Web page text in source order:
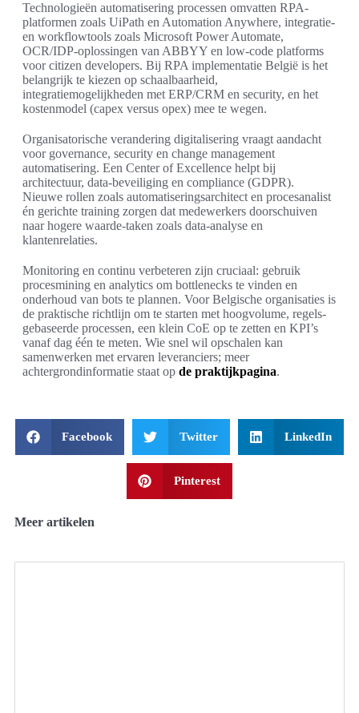
Technologieën automatisering processen omvatten RPA-
platformen zoals UiPath en Automation Anywhere, integratie-
en workflowtools zoals Microsoft Power Automate,
OCR/IDP-oplossingen van ABBYY en low-code platforms
voor citizen developers. Bij RPA implementatie België is het
belangrijk te kiezen op schaalbaarheid,
integratiemogelijkheden met ERP/CRM en security, en het
kostenmodel (capex versus opex) mee te wegen.
Organisatorische verandering digitalisering vraagt aandacht
voor governance, security en change management
automatisering. Een Center of Excellence helpt bij
architectuur, data-beveiliging en compliance (GDPR).
Nieuwe rollen zoals automatiseringsarchitect en procesanalist
én gerichte training zorgen dat medewerkers doorschuiven
naar hogere waarde-taken zoals data-analyse en
klantenrelaties.
Monitoring en continu verbeteren zijn cruciaal: gebruik
procesmining en analytics om bottlenecks te vinden en
onderhoud van bots te plannen. Voor Belgische organisaties is
de praktische richtlijn om te starten met hoogvolume, regels-
gebaseerde processen, een klein CoE op te zetten en KPI’s
vanaf dag één te meten. Wie snel wil opschalen kan
samenwerken met ervaren leveranciers; meer
achtergrondinformatie staat op de praktijkpagina.
Facebook Twitter LinkedIn
Pinterest
Meer artikelen